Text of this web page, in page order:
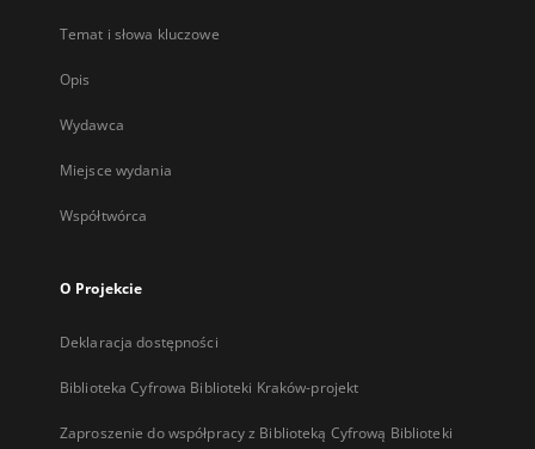
Temat i słowa kluczowe
Opis
Wydawca
Miejsce wydania
Współtwórca
O Projekcie
Deklaracja dostępności
Biblioteka Cyfrowa Biblioteki Kraków-projekt
Zaproszenie do współpracy z Biblioteką Cyfrową Biblioteki